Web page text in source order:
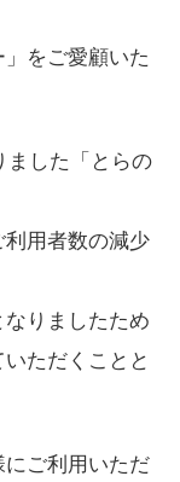
をご愛顧いた
ました「とらの
用者数の減少
りましたため
ただくことと
ご利用いただ